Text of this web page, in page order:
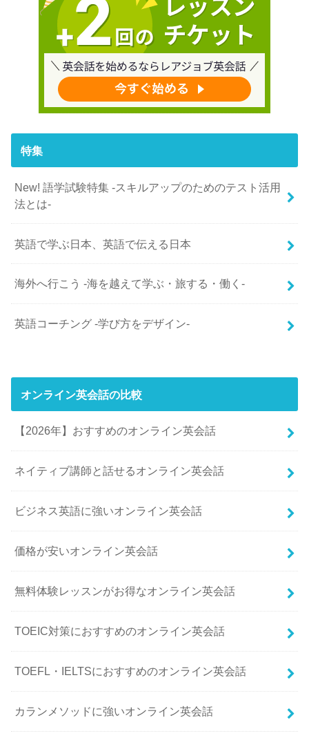
特集
New! 語学試験特集 -スキルアップのためのテスト活用
法とは-
英語で学ぶ日本、英語で伝える日本
海外へ行こう -海を越えて学ぶ・旅する・働く-
英語コーチング -学び方をデザイン-
オンライン英会話の比較
【2026年】おすすめのオンライン英会話
ネイティブ講師と話せるオンライン英会話
ビジネス英語に強いオンライン英会話
価格が安いオンライン英会話
無料体験レッスンがお得なオンライン英会話
TOEIC対策におすすめのオンライン英会話
TOEFL・IELTSにおすすめのオンライン英会話
カランメソッドに強いオンライン英会話